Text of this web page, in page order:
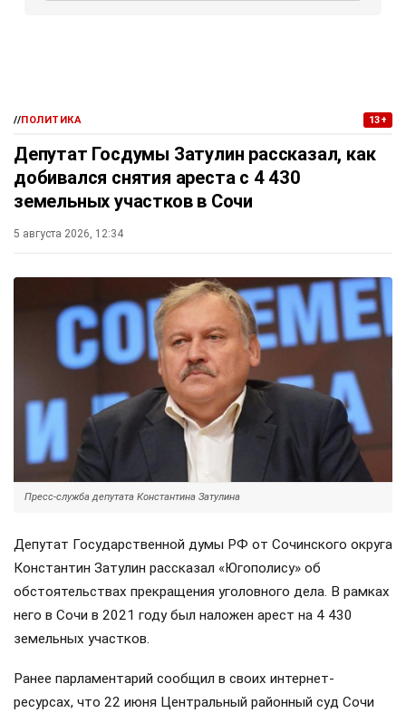
//ПОЛИТИКА 13+
Депутат Госдумы Затулин рассказал, как
добивался снятия ареста с 4 430
земельных участков в Сочи
5 августа 2026, 12:34
Пресс-служба депутата Константина Затулина
Депутат Государственной думы РФ от Сочинского округа
Константин Затулин рассказал «Югополису» об
обстоятельствах прекращения уголовного дела. В рамках
него в Сочи в 2021 году был наложен арест на 4 430
земельных участков.
Ранее парламентарий сообщил в своих интернет-
ресурсах, что 22 июня Центральный районный суд Сочи